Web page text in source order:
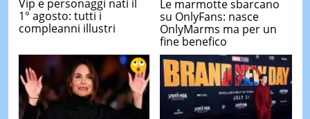
Vip e personaggi nati il
1° agosto: tutti i
compleanni illustri
Le marmotte sbarcano
su OnlyFans: nasce
OnlyMarms ma per un
fine benefico